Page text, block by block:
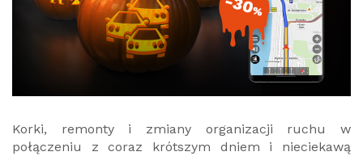
Korki, remonty i zmiany organizacji ruchu w
połączeniu z coraz krótszym dniem i nieciekawą